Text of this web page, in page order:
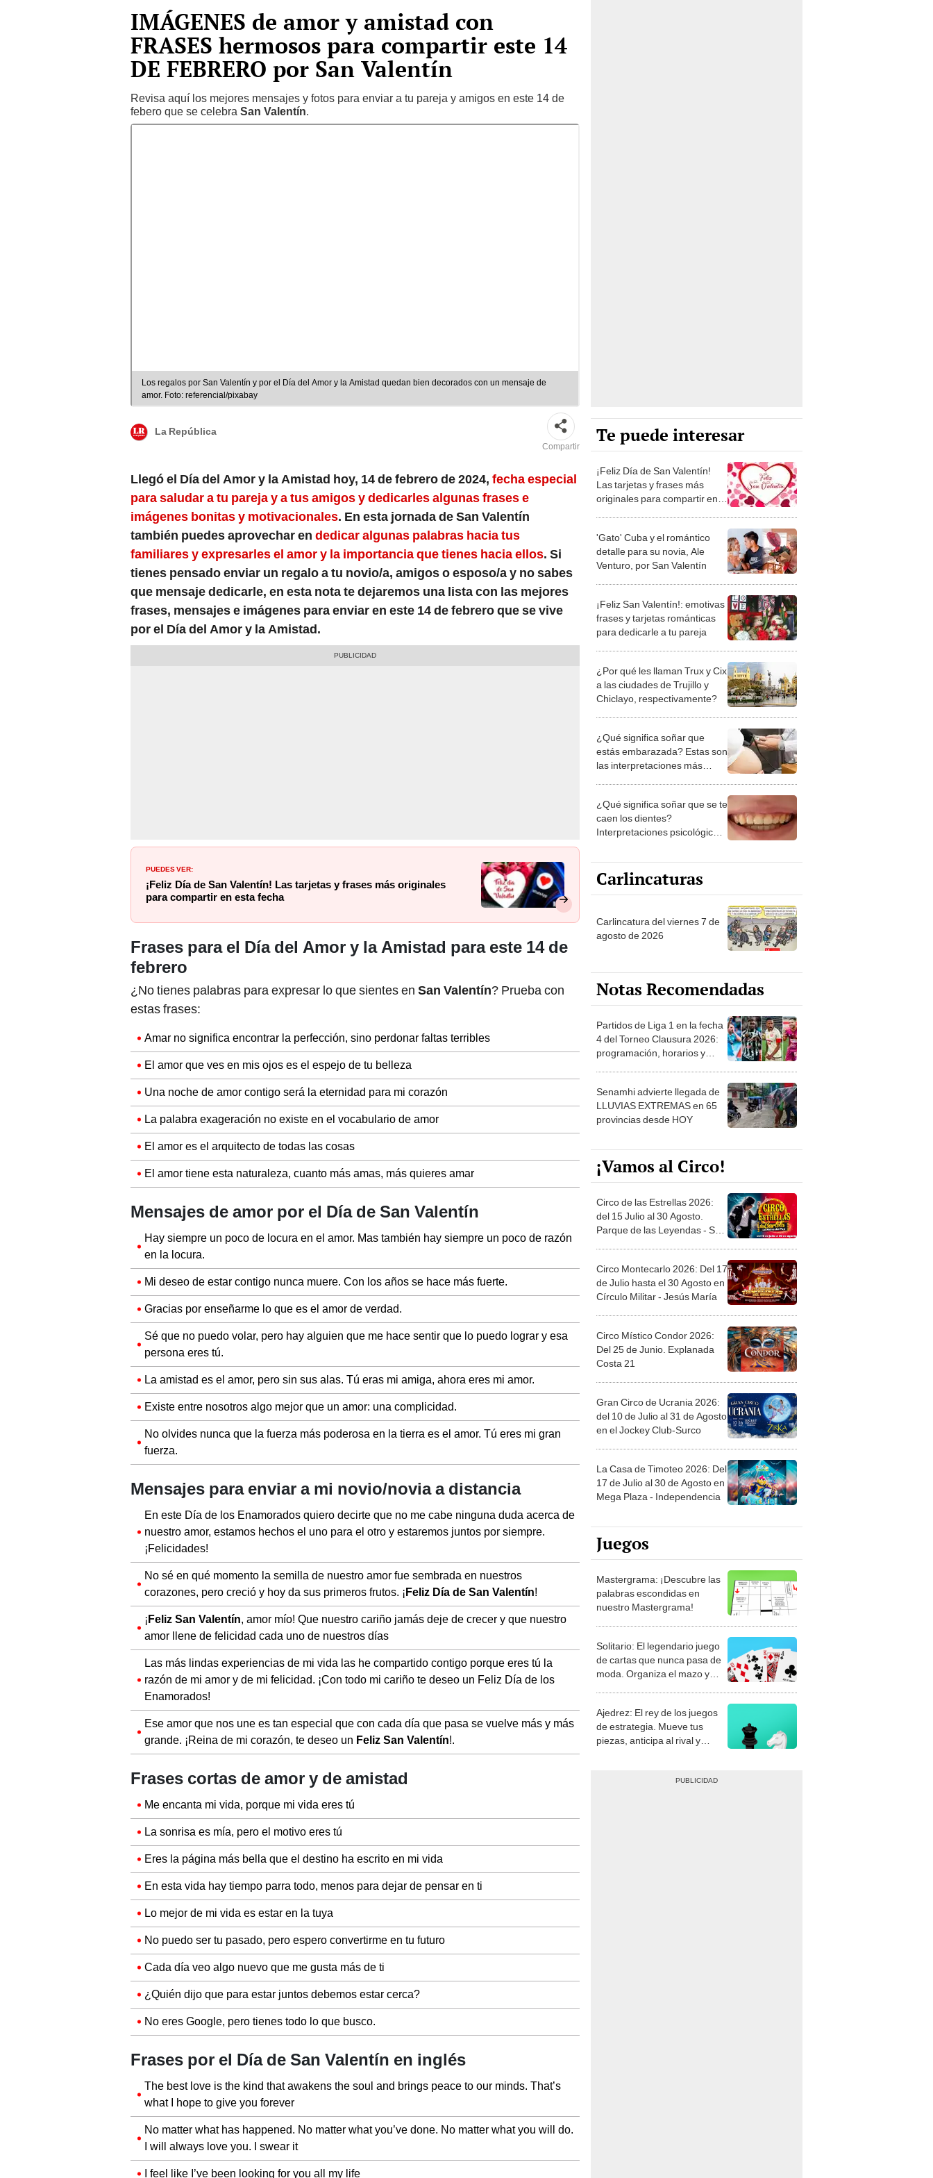
IMÁGENES de amor y amistad con
FRASES hermosos para compartir este 14
DE FEBRERO por San Valentín
Revisa aquí los mejores mensajes y fotos para enviar a tu pareja y amigos en este 14 de
febero que se celebra San Valentín.
Los regalos por San Valentín y por el Día del Amor y la Amistad quedan bien decorados con un mensaje de
amor. Foto: referencial/pixabay
La República
Compartir
Llegó el Día del Amor y la Amistad hoy, 14 de febrerode 2024, fecha especial
para saludar a tu pareja y a tus amigos y dedicarles algunas frases e
imágenes bonitas y motivacionales. En esta jornada deSan Valentín
también puedes aprovechar en dedicar algunas palabras hacia tus
familiares y expresarles el amor y la importancia que tienes hacia ellos. Si
tienes pensado enviar un regalo a tu novio/a, amigos o esposo/a y no sabes
que mensaje dedicarle, en esta nota te dejaremos una lista con las mejores
frases, mensajes e imágenes para enviar en este 14 de febreroque se vive
por el Día del Amor y la Amistad.
PUEDES VER:
¡Feliz Día de San Valentín! Las tarjetas y frases más originales
para compartir en esta fecha
Frases para el Día del Amor y la Amistad para este 14 de
febrero
¿No tienes palabras para expresar lo que sientes en San Valentín? Prueba con
estas frases:
Amar no significa encontrar la perfección, sino perdonar faltas terribles
El amor que ves en mis ojos es el espejo de tu belleza
Una noche de amor contigo será la eternidad para mi corazón
La palabra exageración no existe en el vocabulario de amor
El amor es el arquitecto de todas las cosas
El amor tiene esta naturaleza, cuanto más amas, más quieres amar
Mensajes de amor por el Día de San Valentín
Hay siempre un poco de locura en el amor. Mas también hay siempre un poco de razón
en la locura.
Mi deseo de estar contigo nunca muere. Con los años se hace más fuerte.
Gracias por enseñarme lo que es el amor de verdad.
Sé que no puedo volar, pero hay alguien que me hace sentir que lo puedo lograr y esa
persona eres tú.
La amistad es el amor, pero sin sus alas. Tú eras mi amiga, ahora eres mi amor.
Existe entre nosotros algo mejor que un amor: una complicidad.
No olvides nunca que la fuerza más poderosa en la tierra es el amor. Tú eres mi gran
fuerza.
Mensajes para enviar a mi novio/novia a distancia
En este Día de los Enamorados quiero decirte que no me cabe ninguna duda acerca de
nuestro amor, estamos hechos el uno para el otro y estaremos juntos por siempre.
¡Felicidades!
No sé en qué momento la semilla de nuestro amor fue sembrada en nuestros
corazones, pero creció y hoy da sus primeros frutos. ¡Feliz Día de San Valentín!
¡Feliz San Valentín, amor mío! Que nuestro cariño jamás deje de crecer y que nuestro
amor llene de felicidad cada uno de nuestros días
Las más lindas experiencias de mi vida las he compartido contigo porque eres tú la
razón de mi amor y de mi felicidad. ¡Con todo mi cariño te deseo un Feliz Día de los
Enamorados!
Ese amor que nos une es tan especial que con cada día que pasa se vuelve más y más
grande. ¡Reina de mi corazón, te deseo un Feliz San Valentín!.
Frases cortas de amor y de amistad
Me encanta mi vida, porque mi vida eres tú
La sonrisa es mía, pero el motivo eres tú
Eres la página más bella que el destino ha escrito en mi vida
En esta vida hay tiempo parra todo, menos para dejar de pensar en ti
Lo mejor de mi vida es estar en la tuya
No puedo ser tu pasado, pero espero convertirme en tu futuro
Cada día veo algo nuevo que me gusta más de ti
¿Quién dijo que para estar juntos debemos estar cerca?
No eres Google, pero tienes todo lo que busco.
Frases por el Día de San Valentín en inglés
The best love is the kind that awakens the soul and brings peace to our minds. That’s
what I hope to give you forever
No matter what has happened. No matter what you’ve done. No matter what you will do.
I will always love you. I swear it
I feel like I’ve been looking for you all my life
Te puede interesar
¡Feliz Día de San Valentín!
Las tarjetas y frases más
originales para compartir en
'Gato' Cuba y el romántico
detalle para su novia, Ale
Venturo, por San Valentín
¡Feliz San Valentín!: emotivas
frases y tarjetas románticas
para dedicarle a tu pareja
¿Por qué les llaman Trux y Cix
a las ciudades de Trujillo y
Chiclayo, respectivamente?
¿Qué significa soñar que
estás embarazada? Estas son
las interpretaciones más
¿Qué significa soñar que se te
caen los dientes?
Interpretaciones psicológicas
Carlincaturas
Carlincatura del viernes 7 de
agosto de 2026
Notas Recomendadas
Partidos de Liga 1 en la fecha
4 del Torneo Clausura 2026:
programación, horarios y
Senamhi advierte llegada de
LLUVIAS EXTREMAS en 65
provincias desde HOY
¡Vamos al Circo!
Circo de las Estrellas 2026:
del 15 Julio al 30 Agosto.
Parque de las Leyendas - San
Circo Montecarlo 2026: Del 17
de Julio hasta el 30 Agosto en
Círculo Militar - Jesús María
Circo Místico Condor 2026:
Del 25 de Junio. Explanada
Costa 21
Gran Circo de Ucrania 2026:
del 10 de Julio al 31 de Agosto
en el Jockey Club-Surco
La Casa de Timoteo 2026: Del
17 de Julio al 30 de Agosto en
Mega Plaza - Independencia
Juegos
Mastergrama: ¡Descubre las
palabras escondidas en
nuestro Mastergrama!
Solitario: El legendario juego
de cartas que nunca pasa de
moda. Organiza el mazo y
Ajedrez: El rey de los juegos
de estrategia. Mueve tus
piezas, anticipa al rival y